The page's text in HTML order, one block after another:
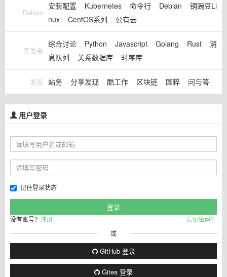
Debian
安装配置 Kubernetes 命令行 Debian
铜豌豆Li
nux
CentOS系列 公有云
开发者
综合讨论 Python Javascript Golang Rust
消
息队列
关系数据库 时序库
发现 站务 分享发现 酷工作 区块链 国粹 问与答
用户登录
记住登录状态
没有账号？ 注册
忘记密码？
或
GitHub 登录
Gitea 登录